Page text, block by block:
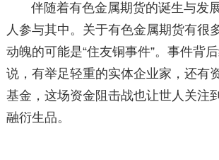
伴随着有色金属期货的诞生与发
人参与其中。关于有色金属期货有很
动魄的可能是“住友铜事件”。事件背
说，有举足轻重的实体企业家，还有
基金，这场资金阻击战也让世人关注
融衍生品。